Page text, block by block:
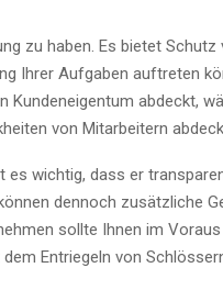
zu haben. Es bietet Schutz
Ihrer Aufgaben auftreten
Kundeneigentum abdeckt,
von Mitarbeitern
es wichtig, dass er
dennoch zusätzliche
sollte Ihnen im
Entriegeln von